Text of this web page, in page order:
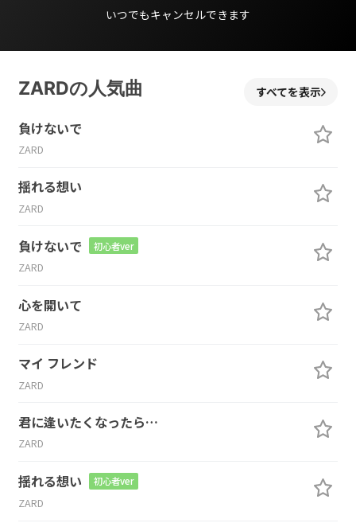
いつでもキャンセルできます
ZARDの人気曲 すべてを表示
負けないで
ZARD
揺れる想い
ZARD
負けないで 初心者ver
ZARD
心を開いて
ZARD
マイ フレンド
ZARD
君に逢いたくなったら…
ZARD
揺れる想い 初心者ver
ZARD